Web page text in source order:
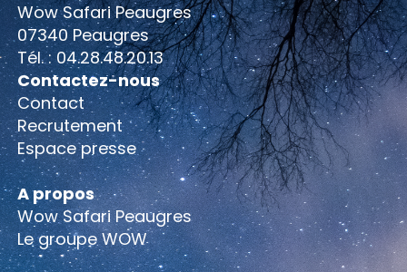
Wow Safari Peaugres
07340 Peaugres
Tél. : 04.28.48.20.13
Contactez-nous
Contact
Recrutement
Espace presse
A propos
Wow Safari Peaugres
Le groupe WOW